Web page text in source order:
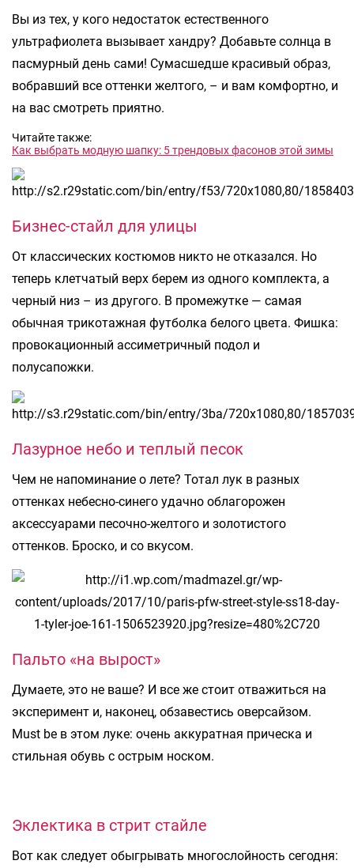
Вы из тех, у кого недостаток естественного
ультрафиолета вызывает хандру? Добавьте солнца в
пасмурный день сами! Сумасшедше красивый образ,
вобравший все оттенки желтого, – и вам комфортно, и
на вас смотреть приятно.
Читайте также:
Как выбрать модную шапку: 5 трендовых фасонов этой зимы
Бизнес-стайл для улицы
От классических костюмов никто не отказался. Но
теперь клетчатый верх берем из одного комплекта, а
черный низ – из другого. В промежутке — самая
обычная трикотажная футболка белого цвета. Фишка:
провокационный ассиметричный подол и
полусапожки.
Лазурное небо и теплый песок
Чем не напоминание о лете? Тотал лук в разных
оттенках небесно-синего удачно облагорожен
аксессуарами песочно-желтого и золотистого
оттенков. Броско, и со вкусом.
Пальто «на вырост»
Думаете, это не ваше? И все же стоит отважиться на
эксперимент и, наконец, обзавестись оверсайзом.
Must be в этом луке: очень аккуратная прическа и
стильная обувь с острым носком.
Эклектика в стрит стайле
Вот как следует обыгрывать многослойность сегодня: